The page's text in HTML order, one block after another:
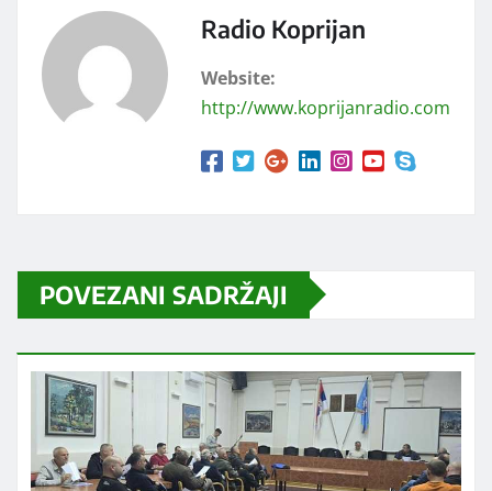
Radio Koprijan
Website:
http://www.koprijanradio.com
POVEZANI SADRŽAJI